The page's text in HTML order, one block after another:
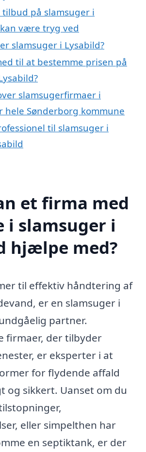
tilbud på slamsuger i
være tryg ved
slamsuger i Lysabild?
til at bestemme prisen på
slamsugerfirmaer i
hele Sønderborg kommune
til slamsuger i
et firma med
i slamsuger i
hjælpe med?
til effektiv håndtering af
er en slamsuger i
partner.
firmaer, der tilbyder
er eksperter i at
for flydende affald
og sikkert. Uanset om du
eller simpelthen har
en septiktank, er der